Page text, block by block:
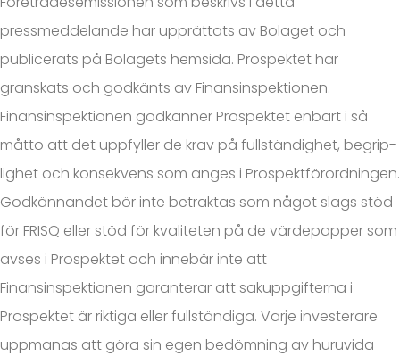
pressmeddelande har upprättats av Bolaget och
publicerats på Bolagets hemsida. Prospektet har
granskats och godkänts av Finansinspektionen.
Finansinspektionen godkänner Prospektet enbart i så
måtto att det uppfyller de krav på fullständighet, begrip­
lighet och konsekvens som anges i Prospektförordningen.
Godkännandet bör inte betraktas som något slags stöd
för FRISQ eller stöd för kvaliteten på de värdepapper som
avses i Prospektet och innebär inte att
Finansinspektionen garanterar att sakuppgifterna i
Prospektet är riktiga eller fullständiga. Varje investerare
uppmanas att göra sin egen bedömning av huruvida